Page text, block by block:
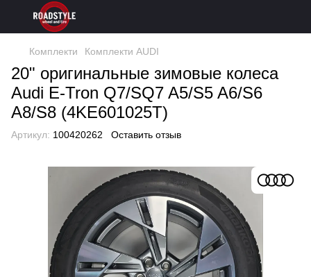
Комплекти Комплекти AUDI
20" оригинальные зимовые колеса
Audi E-Tron Q7/SQ7 A5/S5 A6/S6
A8/S8 (4KE601025T)
Артикул: 100420262 Оставить отзыв